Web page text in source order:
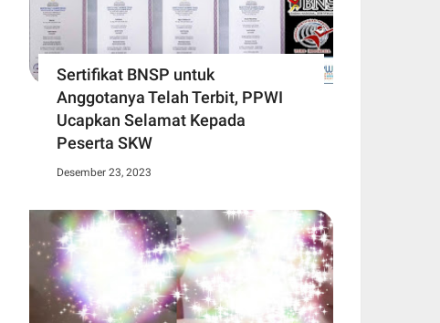
Sertifikat BNSP untuk
Anggotanya Telah Terbit, PPWI
Ucapkan Selamat Kepada
Peserta SKW
Desember 23, 2023